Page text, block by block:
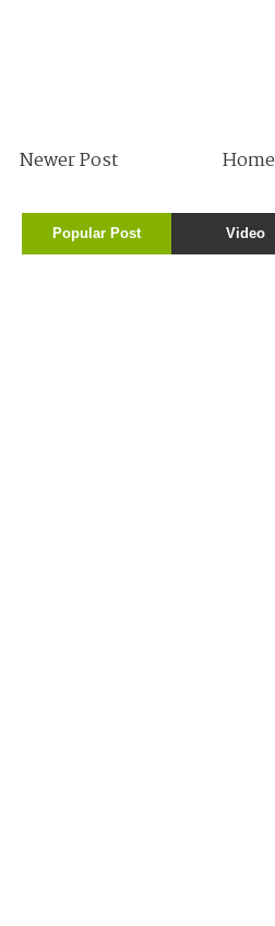
Newer Post Home
Popular Post Video